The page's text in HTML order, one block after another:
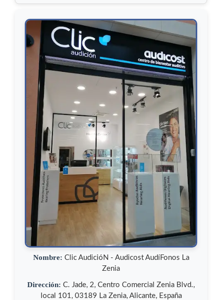
Nombre: Clic AudicióN - Audicost AudíFonos La
Zenia
Dirección: C. Jade, 2, Centro Comercial Zenia Blvd.,
local 101, 03189 La Zenia, Alicante, España